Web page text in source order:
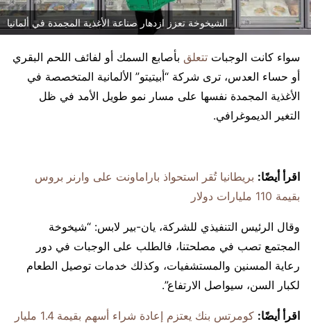
الشيخوخة تعزز ازدهار صناعة الأغذية المجمدة في ألمانيا
سواء كانت الوجبات تتعلق بأصابع السمك أو لفائف اللحم البقري
أو حساء العدس، ترى شركة “أبيتيتو” الألمانية المتخصصة في
الأغذية المجمدة نفسها على مسار نمو طويل الأمد في ظل
التغير الديموغرافي.
اقرأ أيضًا: بريطانيا تُقر استحواذ باراماونت على وارنر بروس
بقيمة 110 مليارات دولار
وقال الرئيس التنفيذي للشركة، يان-بير لابس: “شيخوخة
المجتمع تصب في مصلحتنا، فالطلب على الوجبات في دور
رعاية المسنين والمستشفيات، وكذلك خدمات توصيل الطعام
لكبار السن، سيواصل الارتفاع”.
اقرأ أيضًا:
كومرتس بنك يعتزم إعادة شراء أسهم بقيمة 1.4 مليار